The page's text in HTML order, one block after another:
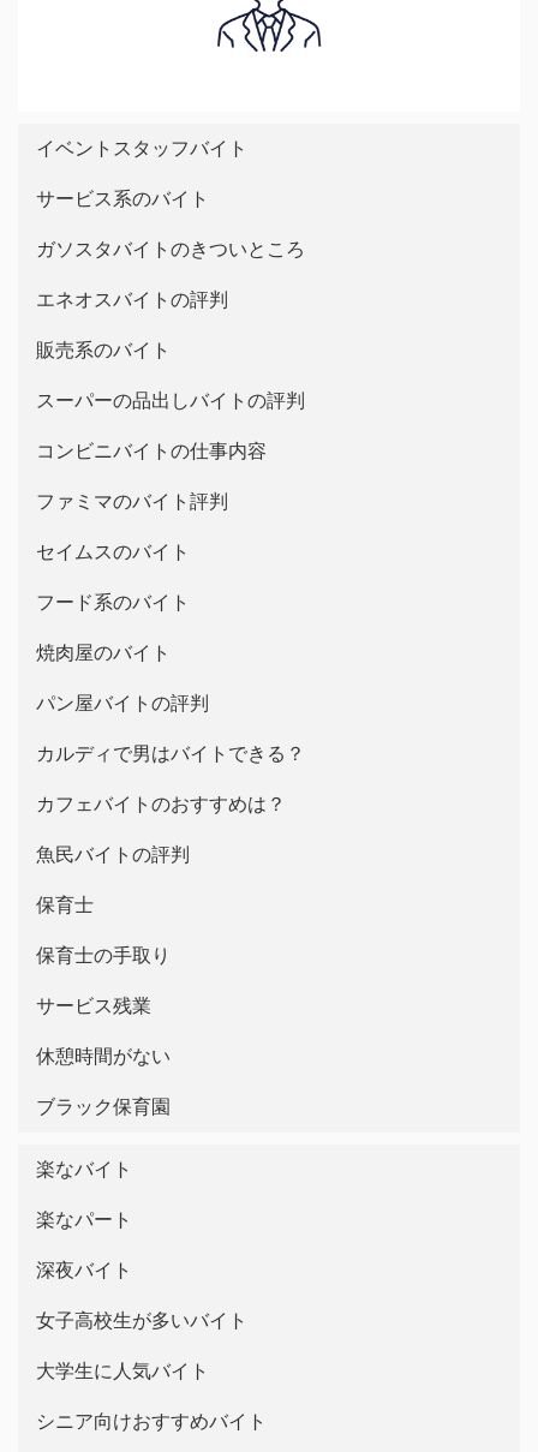
イベントスタッフバイト
サービス系のバイト
ガソスタバイトのきついところ
エネオスバイトの評判
販売系のバイト
スーパーの品出しバイトの評判
コンビニバイトの仕事内容
ファミマのバイト評判
セイムスのバイト
フード系のバイト
焼肉屋のバイト
パン屋バイトの評判
カルディで男はバイトできる？
カフェバイトのおすすめは？
魚民バイトの評判
保育士
保育士の手取り
サービス残業
休憩時間がない
ブラック保育園
楽なバイト
楽なパート
深夜バイト
女子高校生が多いバイト
大学生に人気バイト
シニア向けおすすめバイト